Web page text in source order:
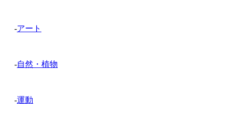
-アート
-自然・植物
-運動